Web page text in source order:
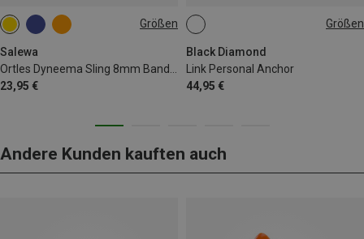
Größen
Salewa
23,95 €
180CM Größen
Black Diamond
Link Personal Anchor
44,95 €
ONE SIZE
Andere Kunden kauften auch